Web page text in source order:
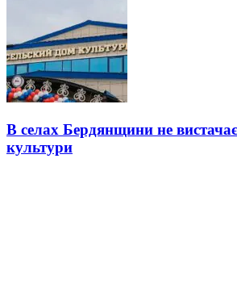
В селах Бердянщини не
культури